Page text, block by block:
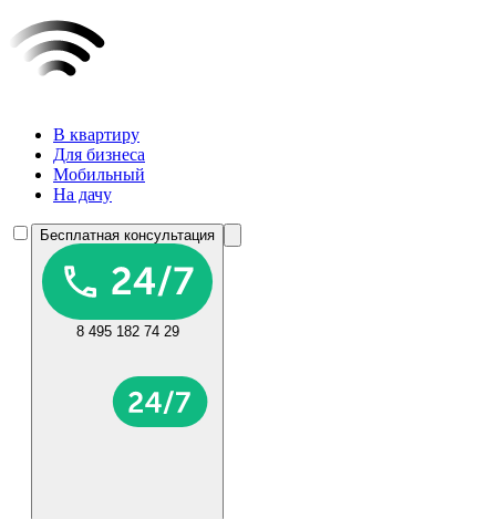
В квартиру
Для бизнеса
Мобильный
На дачу
Бесплатная консультация
8 495 182 74 29